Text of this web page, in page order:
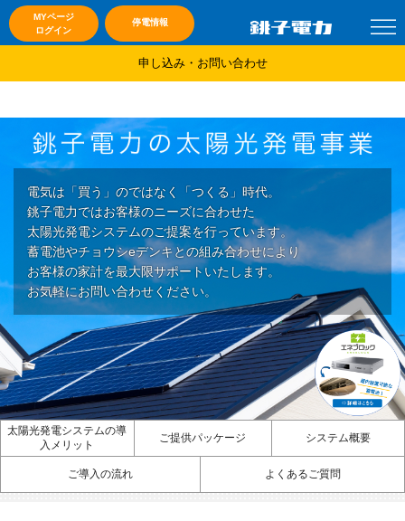
停電情報
MYページ
ログイン
電気は「買う」のではなく「つくる」時代。
銚子電力ではお客様のニーズに合わせた
太陽光発電システムのご提案を行っています。
蓄電池やチョウシeデンキとの組み合わせにより
お客様の家計を最大限サポートいたします。
お気軽にお問い合わせください。
太陽光発電システムの導
入メリット
ご提供パッケージ システム概要
ご導入の流れ よくあるご質問
申し込み・お問い合わせ